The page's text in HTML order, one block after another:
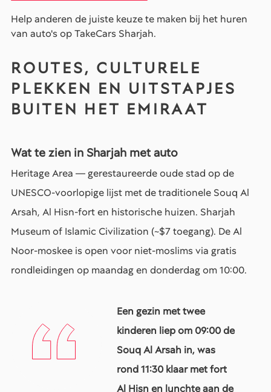
Help anderen de juiste keuze te maken bij het huren
van auto's op TakeCars Sharjah.
ROUTES, CULTURELE
PLEKKEN EN UITSTAPJES
BUITEN HET EMIRAAT
Wat te zien in Sharjah met auto
Heritage Area — gerestaureerde oude stad op de
UNESCO-voorlopige lijst met de traditionele Souq Al
Arsah, Al Hisn-fort en historische huizen. Sharjah
Museum of Islamic Civilization (~$7 toegang). De Al
Noor-moskee is open voor niet-moslims via gratis
rondleidingen op maandag en donderdag om 10:00.
Een gezin met twee
kinderen liep om 09:00 de
Souq Al Arsah in, was
rond 11:30 klaar met fort
Al Hisn en lunchte aan de